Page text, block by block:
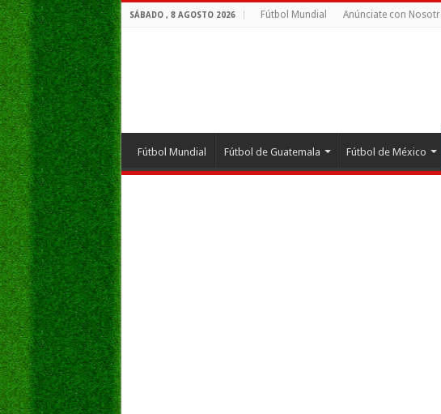
SÁBADO , 8 AGOSTO 2026 Fútbol Mundial Anúnciate con
Fútbol Mundial Fútbol de Guatemala Fútbol de México